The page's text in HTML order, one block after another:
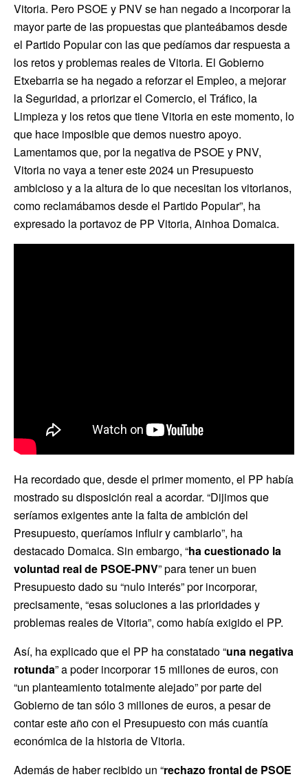
Vitoria. Pero PSOE y PNV se han negado a incorporar la
mayor parte de las propuestas que planteábamos desde
el Partido Popular con las que pedíamos dar respuesta a
los retos y problemas reales de Vitoria. El Gobierno
Etxebarria se ha negado a reforzar el Empleo, a mejorar
la Seguridad, a priorizar el Comercio, el Tráfico, la
Limpieza y los retos que tiene Vitoria en este momento, lo
que hace imposible que demos nuestro apoyo.
Lamentamos que, por la negativa de PSOE y PNV,
Vitoria no vaya a tener este 2024 un Presupuesto
ambicioso y a la altura de lo que necesitan los vitorianos,
como reclamábamos desde el Partido Popular”, ha
expresado la portavoz de PP Vitoria, Ainhoa Domaica.
Ha recordado que, desde el primer momento, el PP había
mostrado su disposición real a acordar. “Dijimos que
seríamos exigentes ante la falta de ambición del
Presupuesto, queríamos influir y cambiarlo”, ha
destacado Domaica. Sin embargo, “ha cuestionado la
voluntad real de PSOE-PNV” para tener un buen
Presupuesto dado su “nulo interés” por incorporar,
precisamente, “esas soluciones a las prioridades y
problemas reales de Vitoria”, como había exigido el PP.
Así, ha explicado que el PP ha constatado “una negativa
rotunda” a poder incorporar 15 millones de euros, con
“un planteamiento totalmente alejado” por parte del
Gobierno de tan sólo 3 millones de euros, a pesar de
contar este año con el Presupuesto con más cuantía
económica de la historia de Vitoria.
Además de haber recibido un “rechazo frontal de PSOE